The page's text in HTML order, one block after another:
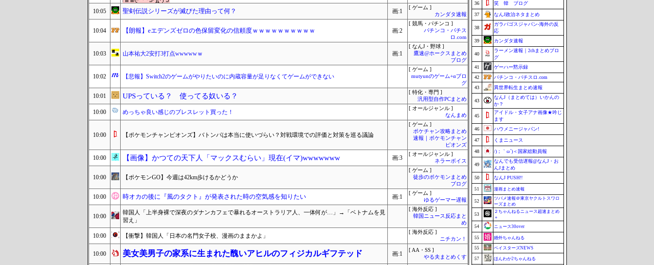
10:05 聖剣伝説シリーズが滅びた理由って何？ 画:1
[ ゲーム ]
カンダタ速報
10:04 【朗報】eエデンズゼロの色保留変化の信頼度ｗｗｗｗｗｗｗｗｗｗ 画:2
[ 競馬・パチンコ ]
パチンコ・パチス
ロ.com
10:03 山本祐大2安打3打点wwwwwｗ 画:1
[ なんJ・野球 ]
鷹速@ホークスまとめ
ブログ
10:02 【悲報】Switch2のゲームがやりたいのに内蔵容量が足りなくてゲームができない
[ ゲーム ]
mutyunのゲーム+αブロ
グ
10:01 UPSっている？ 使ってる奴いる？
[ 特化・専門 ]
汎用型自作PCまとめ
10:00 めっちゃ良い感じのブレスレット買った！
[ オールジャンル ]
なんまめ
10:00 【ポケモンチャンピオンズ】バトンパは本当に使いづらい？対戦環境での評価と対策を巡る議論
[ ゲーム ]
ポケチャン攻略まとめ
速報｜ポケモンチャン
ピオンズ
10:00 【画像】かつての天下人「マックスむらい」現在(イマ)wwwwwww 画:3
[ オールジャンル ]
ネラーボイス
10:00 【ポケモンGO】今週は42km歩けるかどうか
[ ゲーム ]
徒歩のポケモンまとめ
ブログ
10:00 時オカの後に『風のタクト』が発表された時の空気感を知りたい 画:1
[ ゲーム ]
ゆるゲーマー遅報
10:00
韓国人「上半身裸で深夜のダナンカフェで暴れるオーストラリア人、一体何が…」→「ベトナムを見
習え」
[ 海外反応 ]
韓国ニュース反応まと
め
10:00 【衝撃】韓国人「日本の名門女子校、漫画のままかよ」
[ 海外反応 ]
ニチカン！
10:00 美女美男子の家系に生まれた醜いアヒルのフィジカルギフテッド 画:1
[ AA・SS ]
やる夫まとめくす
36 笑 韓 ブログ
37 なんJ政治ネタまとめ
38
ガラパゴスジャパン-海外の反
応
39
カンダタ速報
40
ラーメン速報｜2chまとめブロ
グ
41
ゲーハー黙示録
42
パチンコ・パチスロ.com
43
異世界転生まとめ速報
43
なんJ（まとめては）いかんの
か？
45
アイドル・女子アナ画像★吟じ
ます
46
ハウメニージャパン!
47 くまニュース
48 /)；｀ω´)＜国家総動員報
49
なんでも受信遅報@なんJ・お
んJまとめ
50
なんJ PUSH!!
51 漫画まとめ速報
52
ツバメ速報＠東京ヤクルトスワロ
ーズまとめ
53
２ちゃんねるニュース超速まとめ
＋
54
ニュース30over
55 婚外ちゃんねる
55 ベイスターズNEWS
57 ほんわか2ちゃんねる